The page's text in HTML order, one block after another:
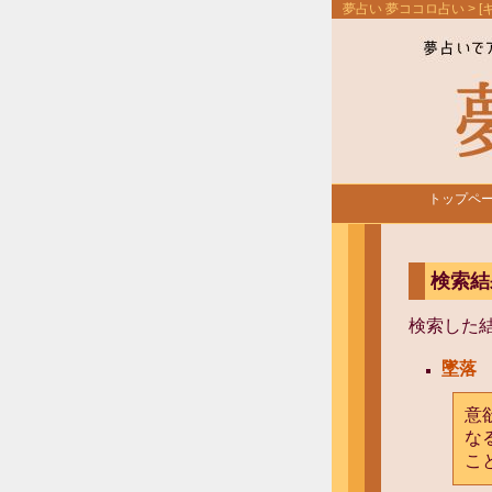
夢占い 夢ココロ占い > [
トップペ
検索
検索した
墜落
意
な
こ